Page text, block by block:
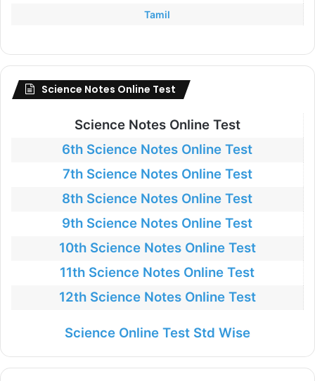
Tamil
Science Notes Online Test
Science Notes Online Test
6th Science Notes Online Test
7th Science Notes Online Test
8th Science Notes Online Test
9th Science Notes Online Test
10th Science Notes Online Test
11th Science Notes Online Test
12th Science Notes Online Test
Science Online Test Std Wise